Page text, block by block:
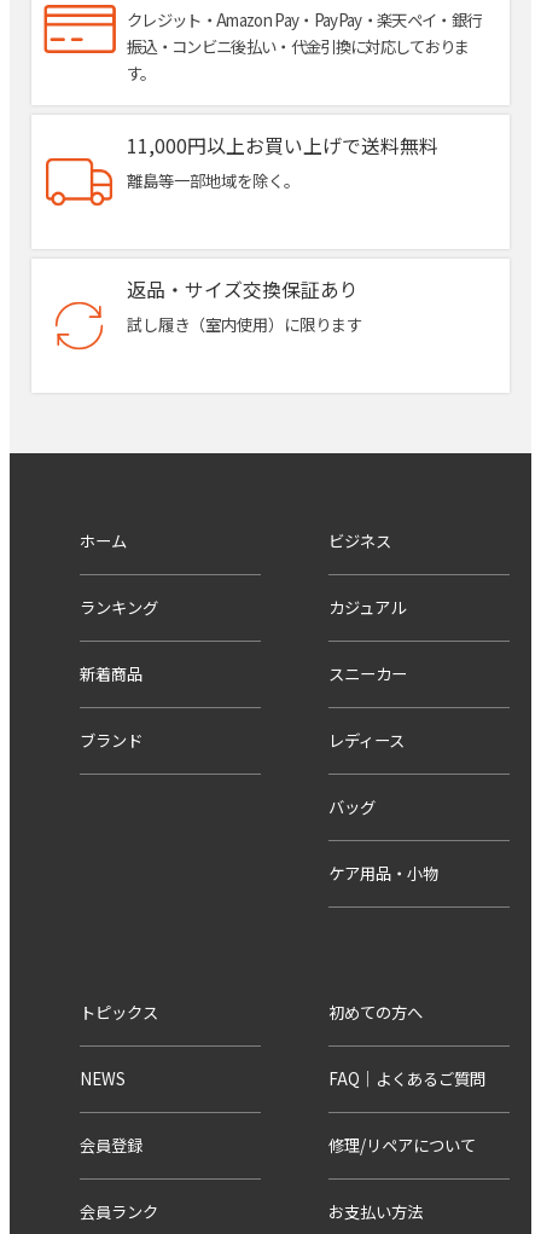
クレジット・Amazon Pay・PayPay・楽天ペイ・銀行
振込・コンビニ後払い・代金引換に対応しておりま
す。
11,000円以上お買い上げで送料無料
離島等一部地域を除く。
返品・サイズ交換保証あり
試し履き（室内使用）に限ります
ホーム
ランキング
新着商品
ブランド
ビジネス
カジュアル
スニーカー
レディース
バッグ
ケア用品・小物
トピックス
NEWS
会員登録
会員ランク
初めての方へ
FAQ｜よくあるご質問
修理/リペアについて
お支払い方法